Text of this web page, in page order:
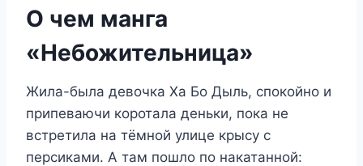
О чем манга
«Небожительница»
Жила-была девочка Ха Бо Дыль, спокойно и
припеваючи коротала деньки, пока не
встретила на тёмной улице крысу с
персиками. А там пошло по накатанной: